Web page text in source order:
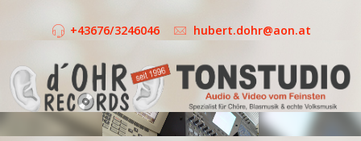
+43676/3246046 hubert.dohr@aon.at